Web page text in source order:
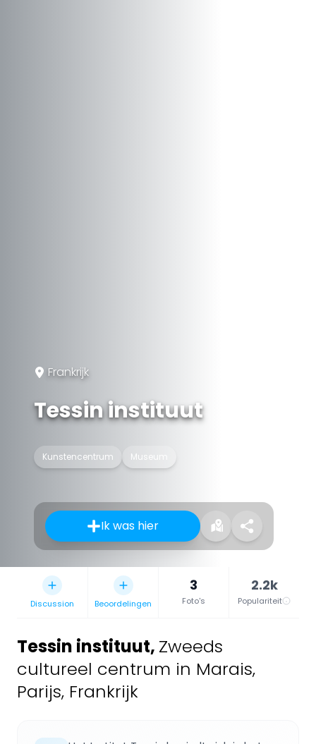
Frankrijk
Tessin instituut
Kunstencentrum Museum
Ik was hier
Discussion Beoordelingen
3
Foto's
2.2k
Populariteit
Tessin instituut, Zweeds
cultureel centrum in Marais,
Parijs, Frankrijk